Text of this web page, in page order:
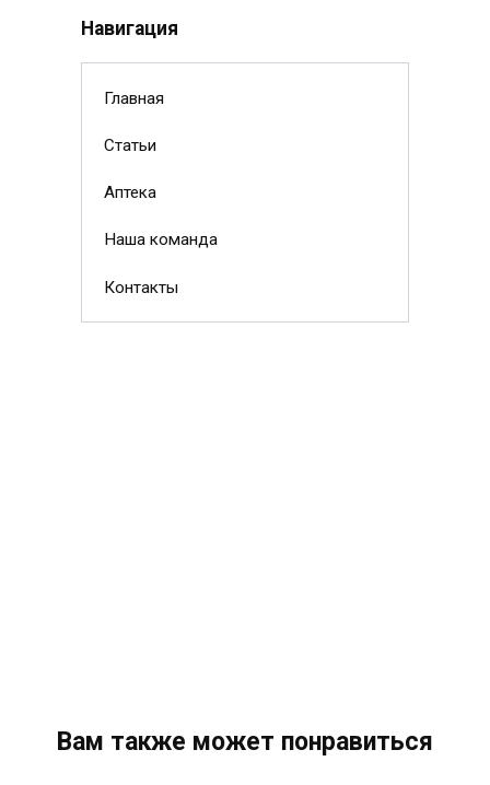
Навигация
Главная
Статьи
Аптека
Наша команда
Контакты
Вам также может понравиться